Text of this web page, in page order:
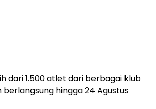
dari 1.500 atlet dari berbagai klub
hingga 24 Agustus